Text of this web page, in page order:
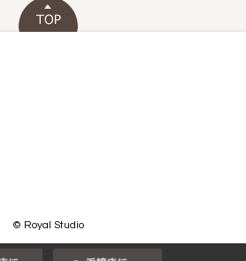
© Royal Studio